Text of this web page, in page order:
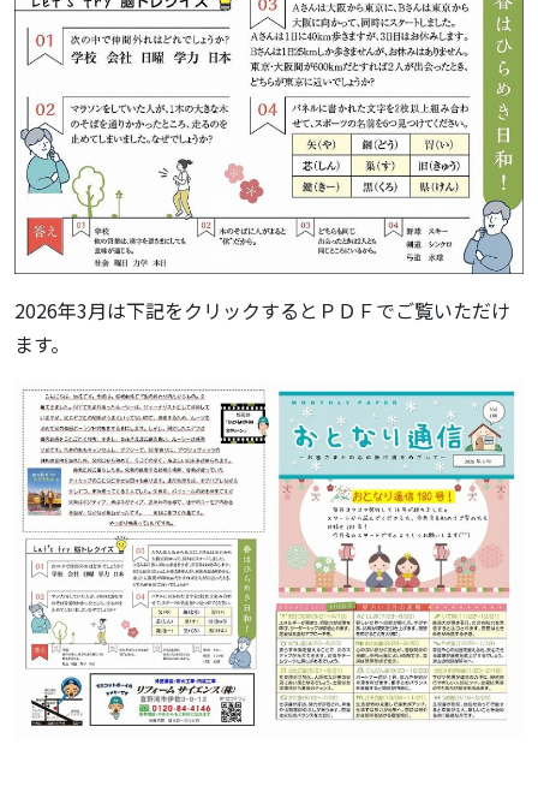
2026年3月は下記をクリックするとＰＤＦでご覧いただけ
ます。